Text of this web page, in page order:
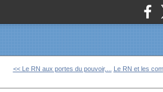
<< Le RN aux portes du pouvoir,... Le RN et les